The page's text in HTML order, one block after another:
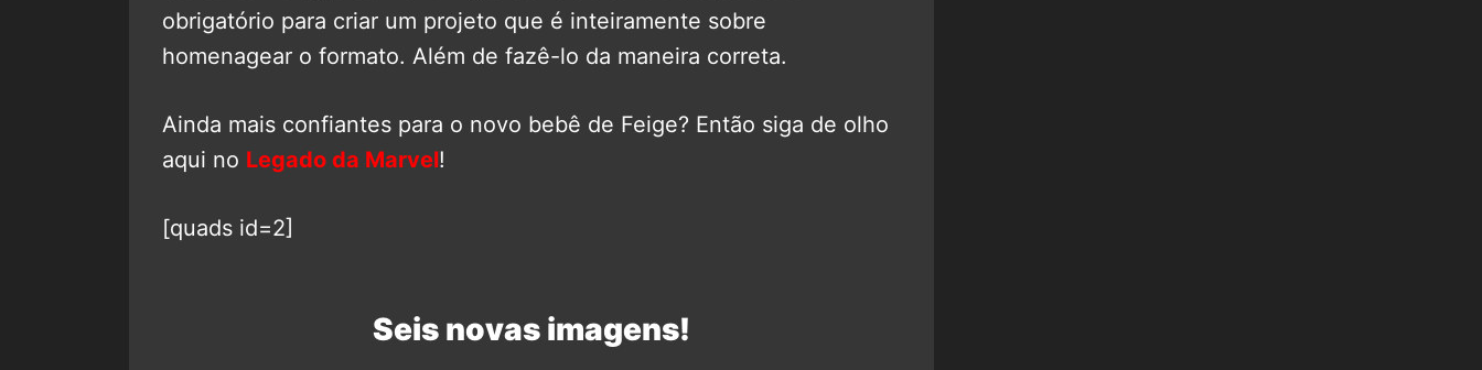
obrigatório para criar um projeto que é inteiramente sobre
homenagear o formato. Além de fazê-lo da maneira correta.
Ainda mais confiantes para o novo bebê de Feige? Então siga de olho
aqui no Legado da Marvel!
[quads id=2]
Seis novas imagens!